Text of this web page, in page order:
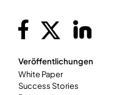
Veröffentlichungen
White Paper
Success Stories